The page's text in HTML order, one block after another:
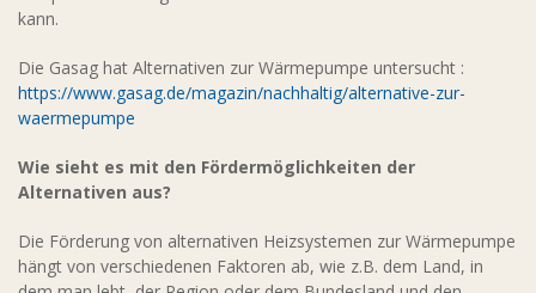
kann.
Die Gasag hat Alternativen zur Wärmepumpe untersucht :
https://www.gasag.de/magazin/nachhaltig/alternative-zur-
waermepumpe
Wie sieht es mit den Fördermöglichkeiten der
Alternativen aus?
Die Förderung von alternativen Heizsystemen zur Wärmepumpe
hängt von verschiedenen Faktoren ab, wie z.B. dem Land, in